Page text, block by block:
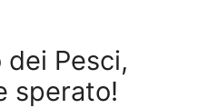
Pesci,
sperato!